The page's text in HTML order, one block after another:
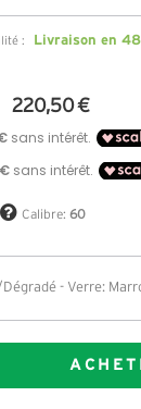
: Livraison en
220,50 €
Calibre: 60
- Verre: